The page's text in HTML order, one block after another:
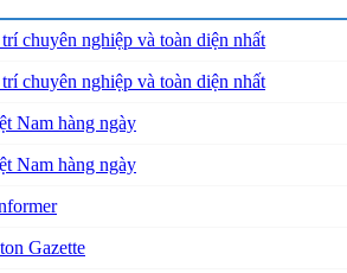
chuyên nghiệp và toàn diện nhất
chuyên nghiệp và toàn diện nhất
Nam hàng ngày
Nam hàng ngày
Gazette